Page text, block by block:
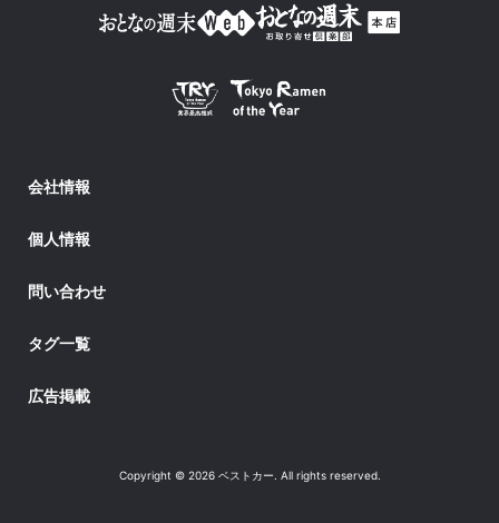
会社情報
個人情報
問い合わせ
タグ一覧
広告掲載
Copyright © 2026 ベストカー. All rights reserved.